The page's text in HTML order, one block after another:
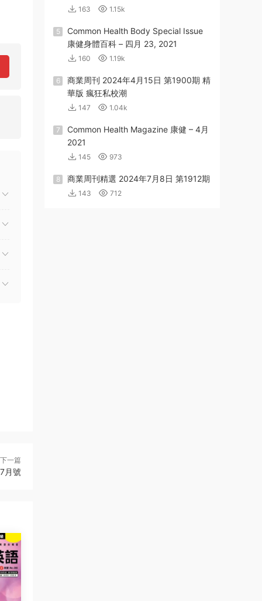
下一篇
月號
163 1.15k
5
Common Health Body Special Issue
康健身體百科 – 四月 23, 2021
160 1.19k
6
商業周刊 2024年4月15日 第1900期 精
華版 瘋狂私校潮
147 1.04k
7
Common Health Magazine 康健 – 4月
2021
145 973
8 商業周刊精選 2024年7月8日 第1912期
143 712